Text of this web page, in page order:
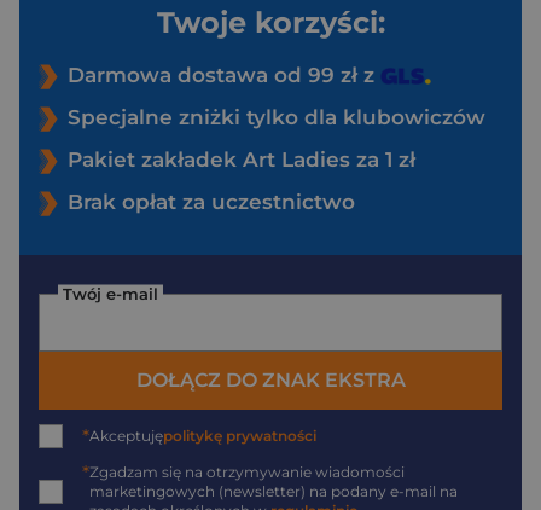
Twoje korzyści:
Darmowa dostawa od 99 zł z
Specjalne zniżki tylko dla klubowiczów
Pakiet zakładek Art Ladies za 1 zł
Brak opłat za uczestnictwo
Twój e-mail
DOŁĄCZ DO ZNAK EKSTRA
*Akceptujępolitykę prywatności
*Zgadzam się na otrzymywanie wiadomości
marketingowych (newsletter) na podany e-mail na